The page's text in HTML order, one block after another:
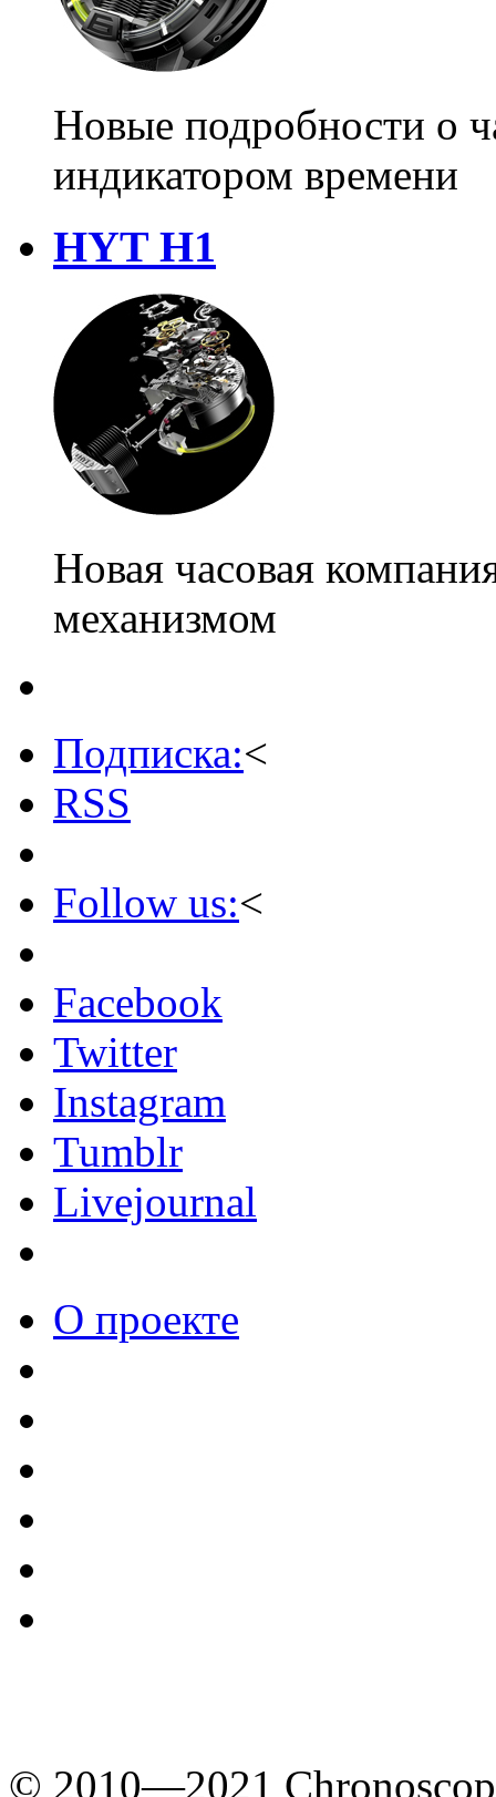
Новые подробности о
индикатором времени
HYT H1
Новая часовая
механизмом
Подписка:<
RSS
Follow us:<
Facebook
Twitter
Instagram
Tumblr
Livejournal
О проекте
© 2010—2021